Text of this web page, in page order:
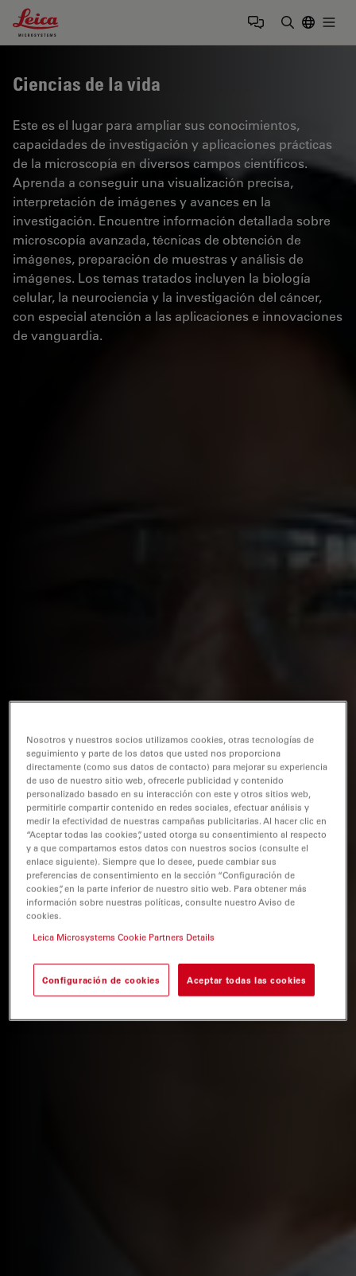
Leica Microsystems Logo
Ciencias de la vida
Este es el lugar para ampliar sus conocimientos,
capacidades de investigación y aplicaciones prácticas
de la microscopía en diversos campos científicos.
Aprenda a conseguir una visualización precisa,
interpretación de imágenes y avances en la
investigación. Encuentre información detallada sobre
microscopía avanzada, técnicas de obtención de
imágenes, preparación de muestras y análisis de
imágenes. Los temas tratados incluyen la biología
celular, la neurociencia y la investigación del cáncer,
con especial atención a las aplicaciones e innovaciones
de vanguardia.
Nosotros y nuestros socios utilizamos cookies, otras tecnologías de
seguimiento y parte de los datos que usted nos proporciona
directamente (como sus datos de contacto) para mejorar su experiencia
de uso de nuestro sitio web, ofrecerle publicidad y contenido
personalizado basado en su interacción con este y otros sitios web,
permitirle compartir contenido en redes sociales, efectuar análisis y
medir la efectividad de nuestras campañas publicitarias. Al hacer clic en
“Aceptar todas las cookies”, usted otorga su consentimiento al respecto
y a que compartamos estos datos con nuestros socios (consulte el
enlace siguiente). Siempre que lo desee, puede cambiar sus
preferencias de consentimiento en la sección “Configuración de
cookies”, en la parte inferior de nuestro sitio web. Para obtener más
información sobre nuestras políticas, consulte nuestro Aviso de
cookies.
Leica Microsystems Cookie Partners Details
Configuración de cookies Aceptar todas las cookies